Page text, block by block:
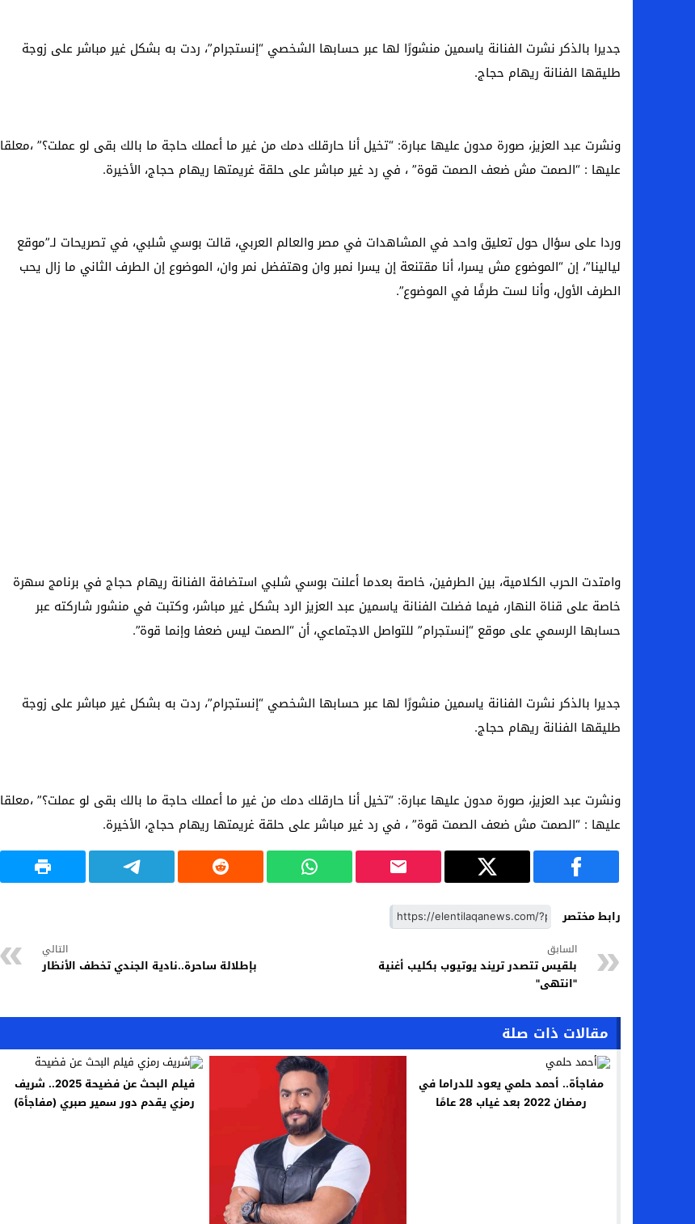
جديرا بالذكر نشرت الفنانة ياسمين منشورًا لها عبر حسابها الشخصي “إنستجرام”، ردت به بشكل غير مباشر على زوجة
طليقها الفنانة ريهام حجاج.
ونشرت عبد العزيز، صورة مدون عليها عبارة: “تخيل أنا حارقلك دمك من غير ما أعملك حاجة ما بالك بقى لو عملت؟” ،معلقا
عليها : “الصمت مش ضعف الصمت قوة” ، في رد غير مباشر على حلقة غريمتها ريهام حجاج، الأخيرة.
وردا على سؤال حول تعليق واحد في المشاهدات في مصر والعالم العربي، قالت بوسي شلبي، في تصريحات لـ”موقع
ليالينا”، إن “الموضوع مش يسرا، أنا مقتنعة إن يسرا نمبر وان وهتفضل نمر وان، الموضوع إن الطرف الثاني ما زال يحب
الطرف الأول، وأنا لست طرفًا في الموضوع”.
وامتدت الحرب الكلامية، بين الطرفين، خاصة بعدما أعلنت بوسي شلبي استضافة الفنانة ريهام حجاج في برنامج سهرة
خاصة على قناة النهار، فيما فضلت الفنانة ياسمين عبد العزيز الرد بشكل غير مباشر، وكتبت في منشور شاركته عبر
حسابها الرسمي على موقع “إنستجرام” للتواصل الاجتماعي، أن “الصمت ليس ضعفا وإنما قوة”.
جديرا بالذكر نشرت الفنانة ياسمين منشورًا لها عبر حسابها الشخصي “إنستجرام”، ردت به بشكل غير مباشر على زوجة
طليقها الفنانة ريهام حجاج.
ونشرت عبد العزيز، صورة مدون عليها عبارة: “تخيل أنا حارقلك دمك من غير ما أعملك حاجة ما بالك بقى لو عملت؟” ،معلقا
عليها : “الصمت مش ضعف الصمت قوة” ، في رد غير مباشر على حلقة غريمتها ريهام حجاج، الأخيرة.
رابط مختصر
السابق
بلقيس تتصدر تريند يوتيوب بكليب أغنية
"انتهى"
التالي
بإطلالة ساحرة..نادية الجندي تخطف الأنظار
مقالات ذات صلة
مفاجأة.. أحمد حلمي يعود للدراما في
رمضان 2022 بعد غياب 28 عامًا
فيلم البحث عن فضيحة 2025.. شريف
رمزي يقدم دور سمير صبري (مفاجأة)